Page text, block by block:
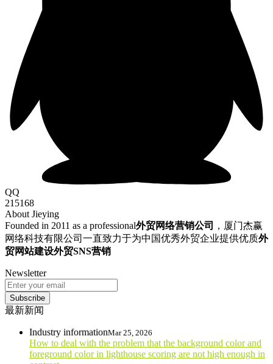
QQ
215168
About Jieying
Founded in 2011 as a professional外贸网络营销公司
，厦门杰赢
网络科技有限公司一直致力于为中国优秀外贸企业提供优质外
贸网站建设外贸SNS营销
Newsletter
Subscribe
最新新闻
Industry informationMar 25, 2026
How to deal with the problem that the background color and
foreground color in lighthouse scoring are not high enough in